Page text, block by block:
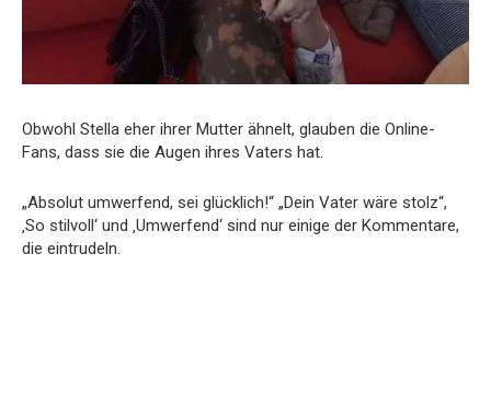
Obwohl Stella eher ihrer Mutter ähnelt, glauben die Online-
Fans, dass sie die Augen ihres Vaters hat.
„Absolut umwerfend, sei glücklich!“ „Dein Vater wäre stolz“,
‚So stilvoll‘ und ‚Umwerfend‘ sind nur einige der Kommentare,
die eintrudeln.